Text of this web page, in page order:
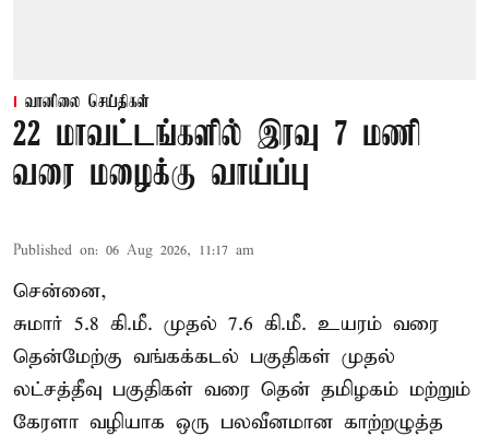
வானிலை செய்திகள்
22 மாவட்டங்களில் இரவு 7 மணி
வரை மழைக்கு வாய்ப்பு
Published on: 06 Aug 2026, 11:17 am
சென்னை,
சுமார் 5.8 கி.மீ. முதல் 7.6 கி.மீ. உயரம் வரை
தென்மேற்கு வங்கக்கடல் பகுதிகள் முதல்
லட்சத்தீவு பகுதிகள் வரை தென் தமிழகம் மற்றும்
கேரளா வழியாக ஒரு பலவீனமான காற்றழுத்த